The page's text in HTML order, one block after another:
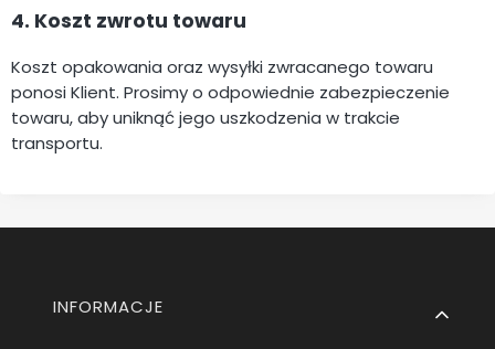
4. Koszt zwrotu towaru
Koszt opakowania oraz wysyłki zwracanego towaru
ponosi Klient. Prosimy o odpowiednie zabezpieczenie
towaru, aby uniknąć jego uszkodzenia w trakcie
transportu.
Linki w stopce
INFORMACJE